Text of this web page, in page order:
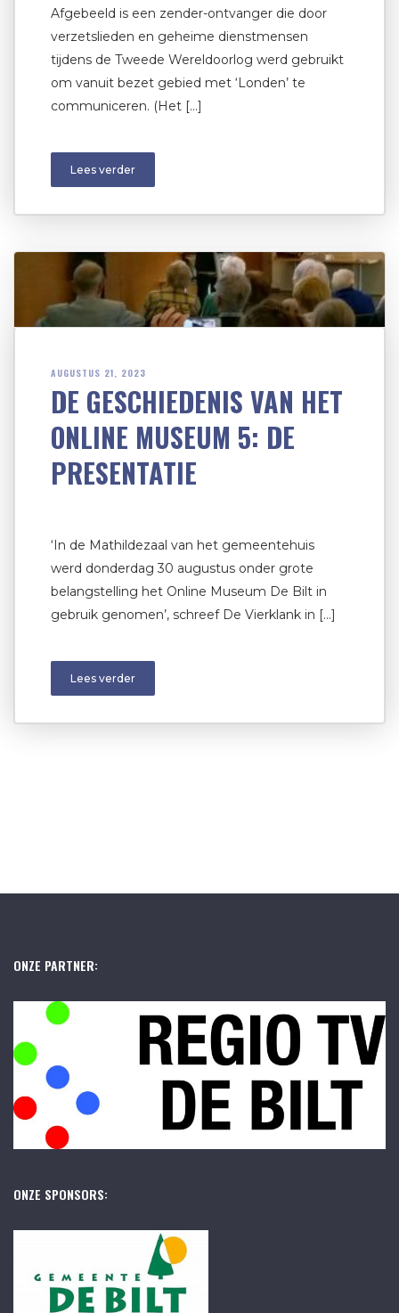
Afgebeeld is een zender-ontvanger die door
verzetslieden en geheime dienstmensen
tijdens de Tweede Wereldoorlog werd gebruikt
om vanuit bezet gebied met ‘Londen’ te
communiceren. (Het […]
Lees verder
AUGUSTUS 21, 2023
DE GESCHIEDENIS VAN HET
ONLINE MUSEUM 5: DE
PRESENTATIE
‘In de Mathildezaal van het gemeentehuis
werd donderdag 30 augustus onder grote
belangstelling het Online Museum De Bilt in
gebruik genomen’, schreef De Vierklank in […]
Lees verder
ONZE PARTNER:
ONZE SPONSORS: